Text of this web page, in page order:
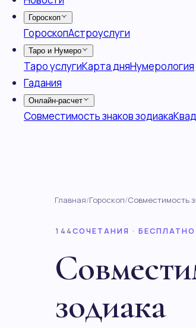
Главная/Гороскоп/Совместимость
144СОЧЕТАНИЯ · БЕСПЛАТНО
зодиака